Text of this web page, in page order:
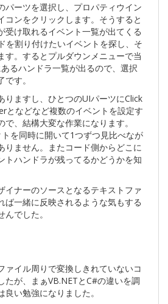
パーツを選択し、プロパティウイン
コンをクリックします。そうすると
受け取れるイベント一覧が出てくる
を割り付けたいイベントを探し、そ
す。するとプルダウンメニューで当
るハンドラ一覧が出るので、選択
す。
りますし、ひとつのUIパーツにClick
となどなど複数のイベントを設定す
、結構大変な作業になります。
を同時に開いて1つずつ見比べなが
りません。またコード側からどこに
トハンドラが残ってるかどうかを知
イナーのソースとなるテキストファ
ば一緒に反映されるような気もする
でした。
ァイル周りで変換しきれていないコ
たが、まぁVB.NETとC#の違いを調
い勉強になりました。